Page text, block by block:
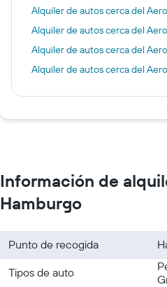
Alquiler de autos cerca del
Alquiler de autos cerca del
Alquiler de autos cerca del
Alquiler de autos cerca del
Información de
Hamburgo
Punto de recogida
Tipos de auto